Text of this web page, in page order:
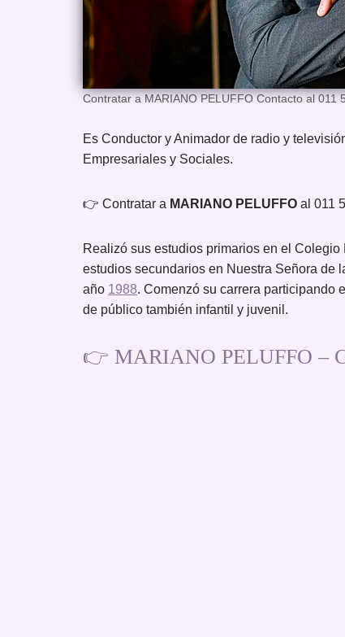
Contratar a MARIANO PELUFFO Contacto al
Es Conductor y Animador de radio y
Empresariales y Sociales.
👉 Contratar a MARIANO PELUFFO al 011
Realizó sus estudios primarios en el
estudios secundarios en Nuestra Señora de
año 1988. Comenzó su carrera participando
de público también infantil y juvenil.
👉 MARIANO PELUFFO –